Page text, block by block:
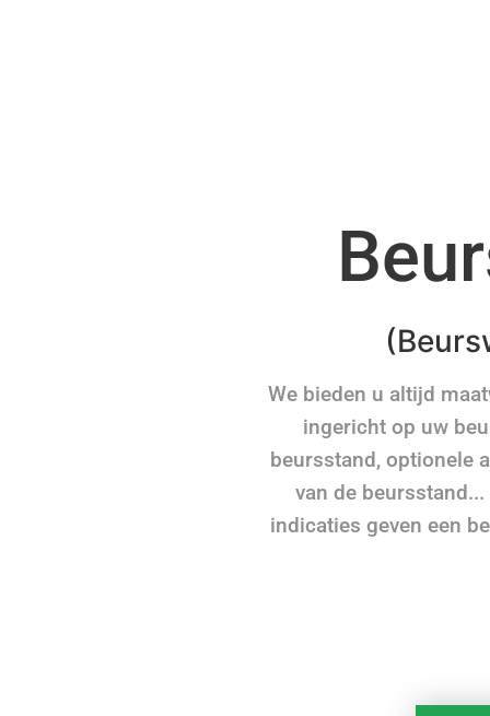
We bieden u altijd
ingericht op uw
beursstand, optionele
van de
indicaties geven een